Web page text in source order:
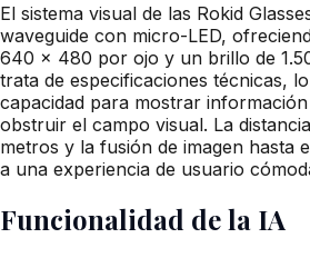
El sistema visual de las Rokid
waveguide con micro-LED,
640 x 480 por ojo y un brillo de
trata de especificaciones técnicas,
capacidad para mostrar
obstruir el campo visual. La
metros y la fusión de imagen hasta
a una experiencia de usuario
Funcionalidad de la IA